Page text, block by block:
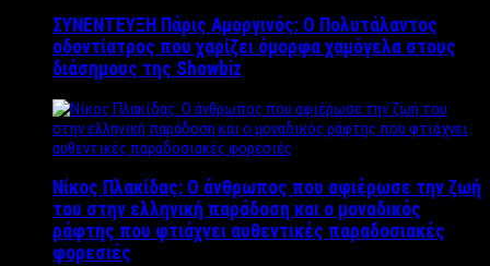
ΣΥΝΕΝΤΕΥΞΗ Πάρις Αμοργινός: O Πολυτάλαντος
οδοντίατρος που χαρίζει όμορφα χαμόγελα στους
διάσημους της Showbiz
Νίκος Πλακίδας: O άνθρωπος που αφιέρωσε την ζωή
του στην ελληνική παράδοση και ο μοναδικός
ράφτης που φτιάχνει αυθεντικές παραδοσιακές
φορεσιές